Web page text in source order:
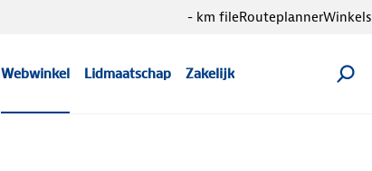
Webwinkel Lidmaatschap Zakelijk
- km fileRouteplannerWinkels